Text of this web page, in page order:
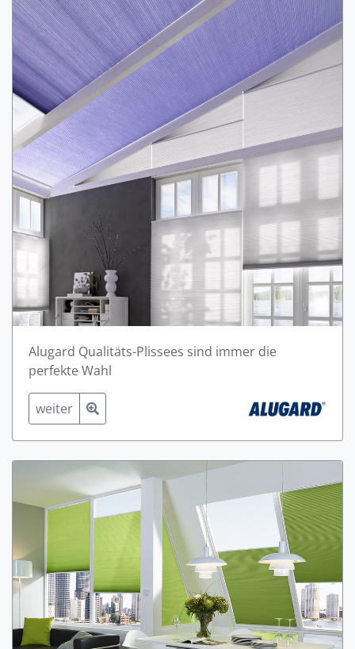
Alugard Qualitäts-Plissees sind immer die
perfekte Wahl
weiter